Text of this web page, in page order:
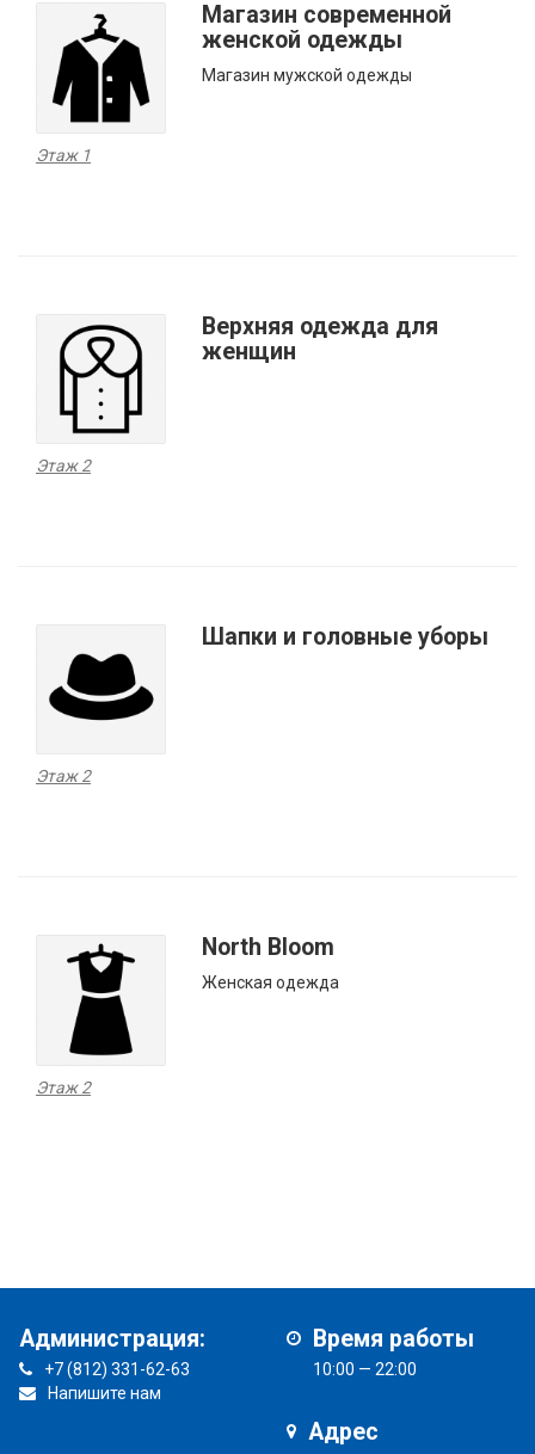
Магазин современной
женской одежды
Магазин мужской одежды
Этаж 1
Верхняя одежда для
женщин
Этаж 2
Шапки и головные уборы
Этаж 2
North Bloom
Женская одежда
Этаж 2
Администрация:
+7 (812) 331-62-63
Напишите нам
Время работы
10:00 — 22:00
Адрес